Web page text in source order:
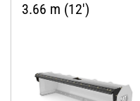
3.66 m (12')